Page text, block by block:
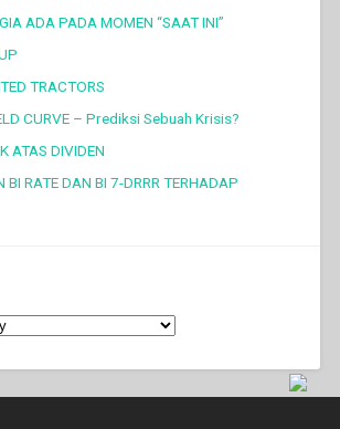
ADA PADA MOMEN “SAAT INI”
TRACTORS
CURVE – Prediksi Sebuah Krisis?
ATAS DIVIDEN
RATE DAN BI 7-DRRR TERHADAP